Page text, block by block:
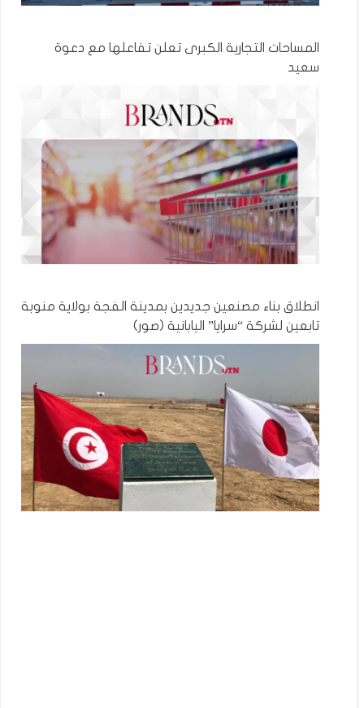
المساحات التجارية الكبرى تعلن تفاعلها مع دعوة
سعيد
انطلاق بناء مصنعين جديدين بمدينة الفجة بولاية منوبة
تابعين لشركة “سرايا” اليابانية (صور)